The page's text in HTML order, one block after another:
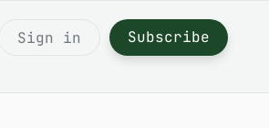
Sign in Subscribe